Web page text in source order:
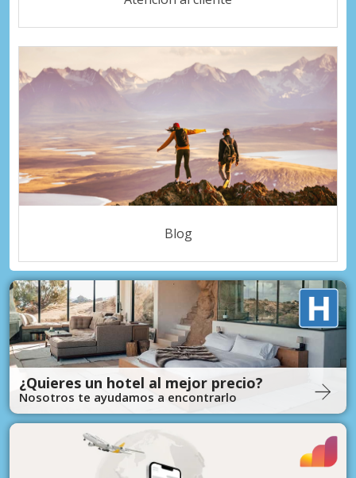
Blog
¿Quieres un hotel al mejor precio?
Nosotros te ayudamos a encontrarlo